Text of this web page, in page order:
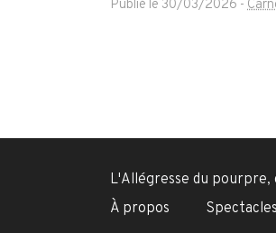
Publié le 30/03/2026 -
L'Allégresse du
À propos
Spectacles